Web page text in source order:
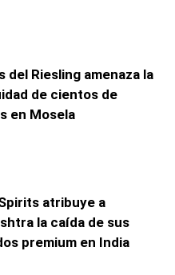
del Riesling amenaza la
de cientos de
en Mosela
atribuye a
la caída de sus
premium en India